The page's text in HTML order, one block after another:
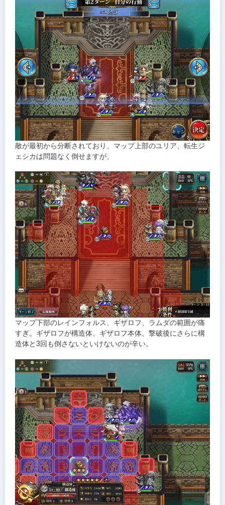
敵が最初から分断されており、マップ上部のユリア、転生ジ
ェシカは問題なく倒せますが、
マップ下部のレインフォルス、ギザロフ、ラムダの範囲が痛
すぎ。ギザロフが構造体、ギザロフ本体、撃破後にさらに構
造体と3回も倒さないといけないのが辛い。